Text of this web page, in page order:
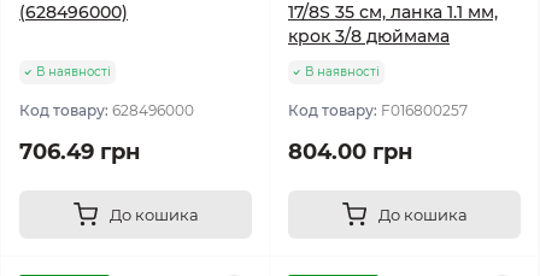
(628496000)
В наявності
Код товару: 628496000
706.49 грн
До кошика
17/8S 35 см, ланка 1.1 мм,
крок 3/8 дюймама
В наявності
Код товару: F016800257
804.00 грн
До кошика